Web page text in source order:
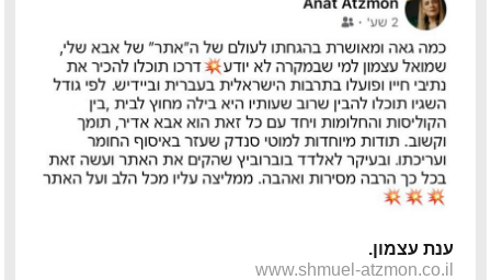
צדי צרפתי – במאי תיאטרון וטלוויזיה
אבי בללי – מוזיקאי ויוצר
פיטר רוט – מוזיקאי ויוצר
דודי לוי – מוזיקאי, גיטריסט ויוצר
הצג עוד המלצות >>
ענת עצמון.
www.shmuel-atzmon.co.il